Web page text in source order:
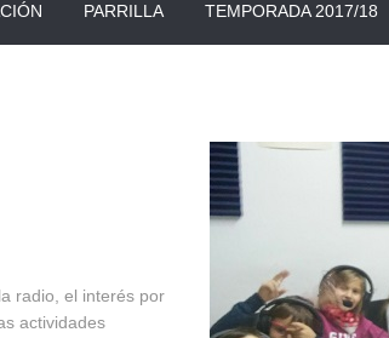
PARRILLA TEMPORADA 2017/18
radio, el interés por
actividades